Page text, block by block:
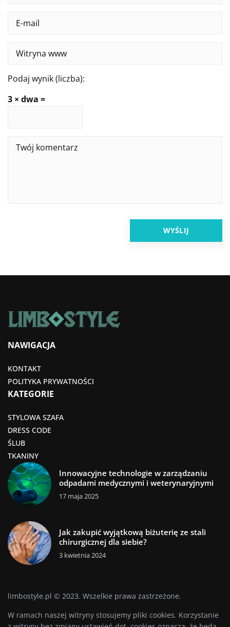
Podaj wynik (liczba):
3 × dwa =
NAWIGACJA
KONTAKT
POLITYKA PRYWATNOŚCI
KATEGORIE
STYLOWA SZAFA
DRESS CODE
ŚLUB
TKANINY
Innowacyjne technologie w zarządzaniu
odpadami medycznymi i weterynaryjnymi
17 maja 2025
Jak zakupić wyjątkową biżuterię ze stali
chirurgicznej dla siebie?
3 kwietnia 2024
limbostyle.pl © 2023. Wszelkie prawa zastrzeżone.
W ramach naszej witryny stosujemy pliki cookies. Korzystanie